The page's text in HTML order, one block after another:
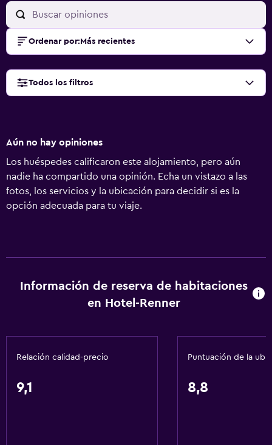
Ordenar por: Más recientes
Todos los filtros
Aún no hay opiniones
Los huéspedes calificaron este alojamiento, pero aún
nadie ha compartido una opinión. Echa un vistazo a las
fotos, los servicios y la ubicación para decidir si es la
opción adecuada para tu viaje.
Información de reserva de habitaciones
en Hotel-Renner
Relación calidad-precio
9,1
Puntuación de la
8,8